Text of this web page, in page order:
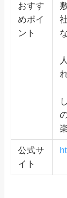
おすす
めポイ
ント
公式サ
イト